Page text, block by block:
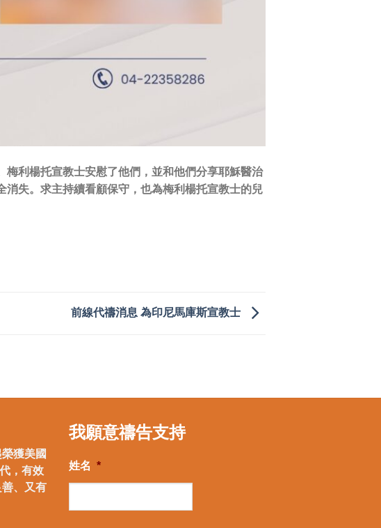
利楊托宣教士安慰了他們，並和他們分享耶穌醫治
失。求主持續看顧保守，也為梅利楊托宣教士的兒
前線代禱消息 為印尼馬庫斯宣教士
獲美國
，有效
、又有
我願意禱告支持
姓名 *